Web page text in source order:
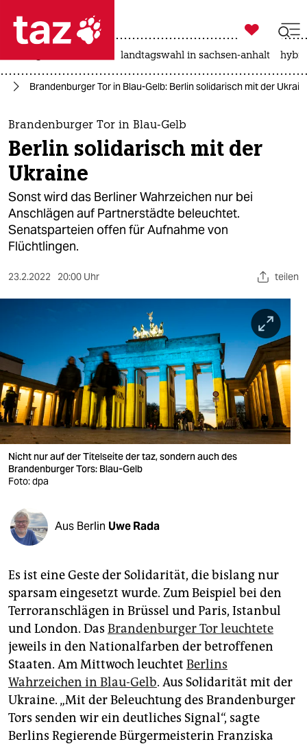
 taz zahl ich
taz zahl ich
themen
politik
öko
gesellschaft
kultur
sport
wahrheit
verlag
verlag
veranstaltungen
shop
fragen & hilfe
unterstützen
genossenschaft
epaper login

taz zahl ich
landtagswahl in sachsen-anhalt
Brandenburger Tor in Blau-Gelb: Berlin solidarisch mit der
Brandenburger Tor in Blau-Gelb
Berlin solidarisch mit der
Ukraine
Sonst wird das Berliner Wahrzeichen nur bei
Anschlägen auf Partnerstädte beleuchtet.
Senatsparteien offen für Aufnahme von
Flüchtlingen.
23.2.2022 20:00 Uhr teilen
Nicht nur auf der Titelseite der taz, sondern auch des
Brandenburger Tors: Blau-Gelb
Foto: dpa
Aus Berlin Uwe Rada
Es ist eine Geste der Solidarität, die bislang nur
sparsam eingesetzt wurde. Zum Beispiel bei den
Terroranschlägen in Brüssel und Paris, Istanbul
und London. Das Brandenburger Tor leuchtete
jeweils in den Nationalfarben der betroffenen
Staaten. Am Mittwoch leuchtet Berlins
Wahrzeichen in Blau-Gelb. Aus Solidarität mit der
Ukraine. „Mit der Beleuchtung des Brandenburger
Tors senden wir ein deutliches Signal“, sagte
Berlins Regierende Bürgermeisterin Franziska